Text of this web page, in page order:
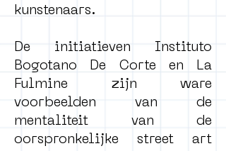
kunstenaars.
De initiatieven Instituto
Bogotano De Corte en La
Fulmine zijn ware
voorbeelden van de
mentaliteit van de
oorspronkelijke street art